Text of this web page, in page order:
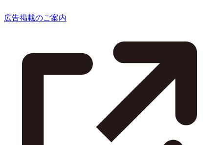
広告掲載のご案内